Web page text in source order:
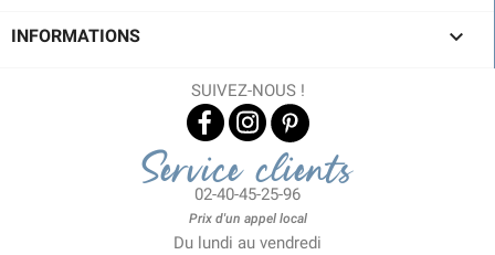
INFORMATIONS 
SUIVEZ-NOUS !
Service clients
02-40-45-25-96
Prix d'un appel local
Du lundi au vendredi